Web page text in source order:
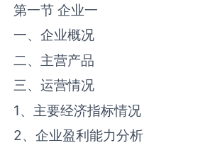
第一节 企业一
一、企业概况
二、主营产品
三、运营情况
1、主要经济指标情况
2、企业盈利能力分析